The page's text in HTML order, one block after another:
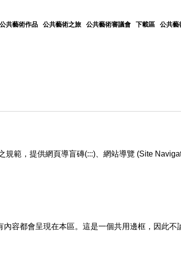
公共藝術作品 公共藝術之旅 公共藝術審議會 下載區 公共藝
範，提供網頁導盲磚(:::)、網站導覽 (Site
容都會呈現在本區。這是一個共用邊框，因此不